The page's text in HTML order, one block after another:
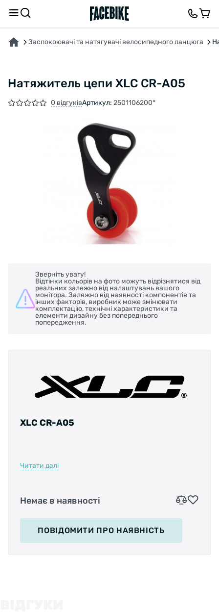
Заспокоювачі та натягувачі велосипедного ланцюга
Натяжитель цепи XLC CR-A05
0 відгуківАртикул: 2501106200*
Зверніть увагу!
Відтінки кольорів на фото можуть відрізнятися від
реальних залежно від налаштувань вашого
монітора. Залежно від наявності компонентів та
інших факторів, виробник може змінювати
комплектацію, технічні характеристики та
елементи дизайну без попереднього
попередження.
XLC CR-A05
это натяжитель цепи для MTB велосипедов,
который подходит не только под одну звезду,
но и под две. Выполнена запчасть из
Читати далі
Немає в наявності
ПОВІДОМИТИ ПРО НАЯВНІСТЬ
ПРО ТОВАР ВІДГУКИ ТА ЗАПИТАННЯ